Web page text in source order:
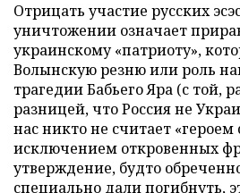
Отрицать участие русских
уничтожении означает
украинскому «патриоту»,
Волынскую резню или роль
трагедии Бабьего Яра (с той,
разницей, что Россия не
нас никто не считает «героем
исключением откровенных
утверждение, будто
специально дали погибнуть,